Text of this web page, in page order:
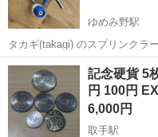
ゆめみ野駅
タカギ(takagi) のスプリンクラーです。 写真のとおりト
スプリンクラーです。散水範囲は
植え付け時のみ数回使用し不
茨城 取手市 ゆめみ野駅
記念硬貨 5
円 100円
6,000円
取手駅